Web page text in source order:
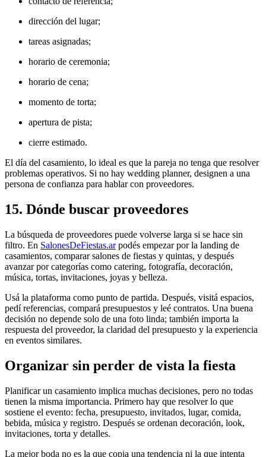
dirección del lugar;
tareas asignadas;
horario de ceremonia;
horario de cena;
momento de torta;
apertura de pista;
cierre estimado.
El día del casamiento, lo ideal es que la pareja no tenga que resolver
problemas operativos. Si no hay wedding planner, designen a una
persona de confianza para hablar con proveedores.
15. Dónde buscar proveedores
La búsqueda de proveedores puede volverse larga si se hace sin
filtro. En SalonesDeFiestas.arpodés empezar por la landing de
casamientos, comparar salones de fiestas y quintas, y después
avanzar por categorías como catering, fotografía, decoración,
música, tortas, invitaciones, joyas y belleza.
Usá la plataforma como punto de partida. Después, visitá espacios,
pedí referencias, compará presupuestos y leé contratos. Una buena
decisión no depende solo de una foto linda; también importa la
respuesta del proveedor, la claridad del presupuesto y la experiencia
en eventos similares.
Organizar sin perder de vista la fiesta
Planificar un casamiento implica muchas decisiones, pero no todas
tienen la misma importancia. Primero hay que resolver lo que
sostiene el evento: fecha, presupuesto, invitados, lugar, comida,
bebida, música y registro. Después se ordenan decoración, look,
invitaciones, torta y detalles.
La mejor boda no es la que copia una tendencia ni la que intenta